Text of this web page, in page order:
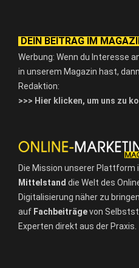
DEIN BEITRAG IM
Werbung: Wenn du Interesse
in unserem Magazin hast,
Redaktion:
>>> Hier klicken, um uns zu
Die Mission unserer Plattform
Mittelstand die Welt des
Digitalisierung näher zu
auf Fachbeiträgevon
Experten direkt aus der Praxis.